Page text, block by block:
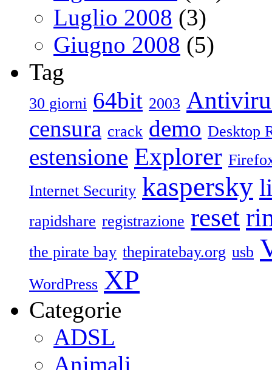
Luglio 2008 (3)
Giugno 2008 (5)
Tag
30 giorni 64bit 2003
censura crack demo Desktop
estensione Explorer
Internet Security kaspersky
rapidshare registrazione reset
the pirate bay thepiratebay.org usb
WordPress XP
Categorie
ADSL
Animali